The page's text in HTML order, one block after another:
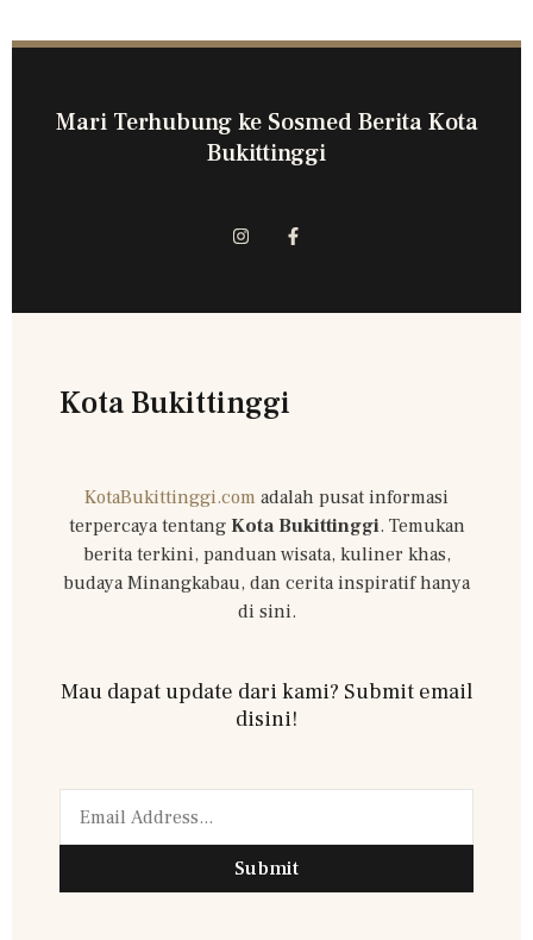
Mari Terhubung ke Sosmed Berita Kota
Bukittinggi
Kota Bukittinggi
KotaBukittinggi.com adalah pusat informasi
terpercaya tentang Kota Bukittinggi. Temukan
berita terkini, panduan wisata, kuliner khas,
budaya Minangkabau, dan cerita inspiratif hanya
di sini.
Mau dapat update dari kami? Submit email
disini!
Submit